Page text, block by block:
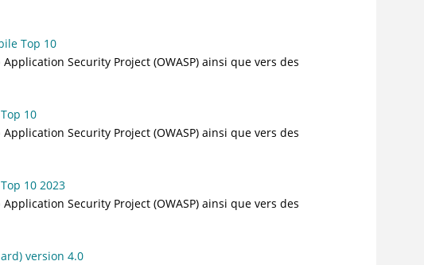
Top 10
Security Project (OWASP) ainsi que vers des
10
Security Project (OWASP) ainsi que vers des
10 2023
Security Project (OWASP) ainsi que vers des
version 4.0